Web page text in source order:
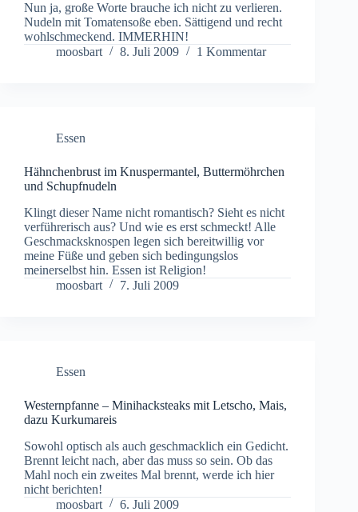
Nun ja, große Worte brauche ich nicht zu verlieren.
Nudeln mit Tomatensoße eben. Sättigend und recht
wohlschmeckend. IMMERHIN!
moosbart
8. Juli 2009 1 Kommentar
Essen
Hähnchenbrust im Knuspermantel, Buttermöhrchen
und Schupfnudeln
Klingt dieser Name nicht romantisch? Sieht es nicht
verführerisch aus? Und wie es erst schmeckt! Alle
Geschmacksknospen legen sich bereitwillig vor
meine Füße und geben sich bedingungslos
meinerselbst hin. Essen ist Religion!
moosbart
7. Juli 2009
Essen
Westernpfanne – Minihacksteaks mit Letscho, Mais,
dazu Kurkumareis
Sowohl optisch als auch geschmacklich ein Gedicht.
Brennt leicht nach, aber das muss so sein. Ob das
Mahl noch ein zweites Mal brennt, werde ich hier
nicht berichten!
moosbart
6. Juli 2009